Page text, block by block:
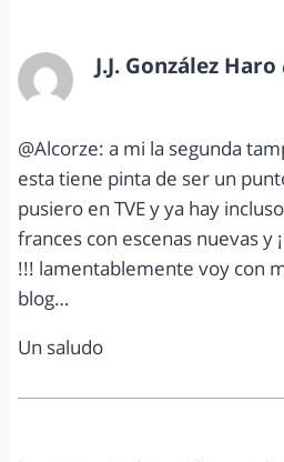
J.J. González Haro
@Alcorze: a mi la segunda
esta tiene pinta de ser un
pusiero en TVE y ya hay
frances con escenas nuevas y
!!! lamentablemente voy con
blog…
Un saludo